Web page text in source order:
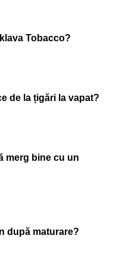
Tobacco?
de la țigări la vapat?
merg bine cu un
după maturare?